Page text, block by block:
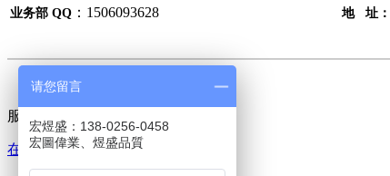
业务部 QQ ：1506093628 地 址：
服务热线
在线咨询
请您留言
宏煜盛：138-0256-0458
宏圖偉業、煜盛品質